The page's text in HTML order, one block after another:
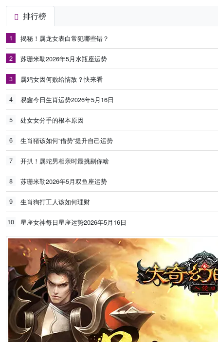
排行榜
1 揭秘！属龙女表白常犯哪些错？
2 苏珊米勒2026年5月水瓶座运势
3 属鸡女因何败给情敌？快来看
4 易鑫今日生肖运势2026年5月16日
5 处女女分手的根本原因
6 生肖猪该如何“借势”提升自己运势
7 开扒！属蛇男相亲时最挑剔你啥
8 苏珊米勒2026年5月双鱼座运势
9 生肖狗打工人该如何理财
10 星座女神每日星座运势2026年5月16日